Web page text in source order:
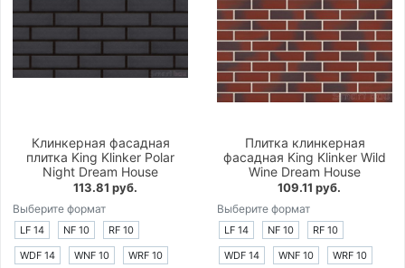
Клинкерная фасадная
плитка King Klinker Polar
Night Dream House
113.81 руб.
Выберите формат
LF 14 NF 10
RF 10
WDF 14
WNF 10
WRF 10
Плитка клинкерная
фасадная King Klinker Wild
Wine Dream House
109.11 руб.
Выберите формат
LF 14 NF 10
RF 10
WDF 14
WNF 10
WRF 10